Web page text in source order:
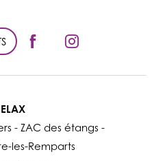
- ZAC des étangs -
les-Remparts